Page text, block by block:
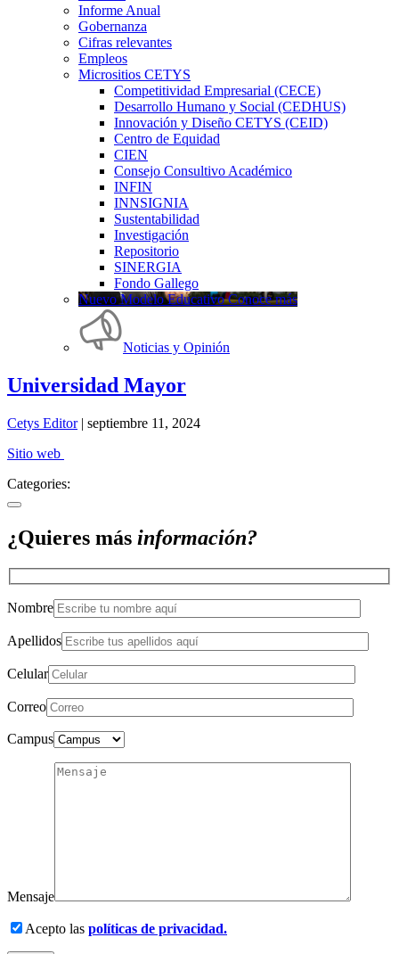
Informe Anual
Gobernanza
Cifras relevantes
Empleos
Micrositios CETYS
Competitividad Empresarial (CECE)
Desarrollo Humano y Social (CEDHUS)
Innovación y Diseño CETYS (CEID)
Centro de Equidad
CIEN
Consejo Consultivo Académico
INFIN
INNSIGNIA
Sustentabilidad
Investigación
Repositorio
SINERGIA
Fondo Gallego
Nuevo Modelo Educativo Conoce más
Noticias y Opinión
Universidad Mayor
Cetys Editor | septiembre 11, 2024
Sitio web
Categories:
¿Quieres más información?
Nombre
Apellidos
Celular
Correo
Campus
Mensaje
Acepto las políticas de privacidad.